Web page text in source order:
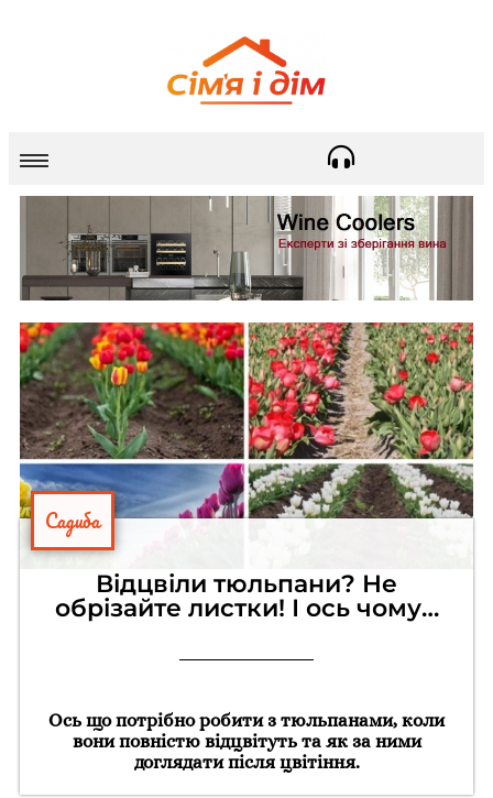
Садиба
Відцвіли тюльпани? Не
обрізайте листки! І ось чому…
Ось що потрібно робити з тюльпанами, коли
вони повністю відцвітуть та як за ними
доглядати після цвітіння.